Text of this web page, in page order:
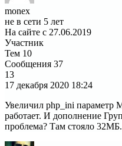
monex
не в сети 5 лет
На сайте с 27.06.2019
Участник
Тем 10
Сообщения 37
13
17 декабря 2020 18:24
Увеличил php_ini параметр
работает. И дополнение
проблема? Там стояло 32МБ.